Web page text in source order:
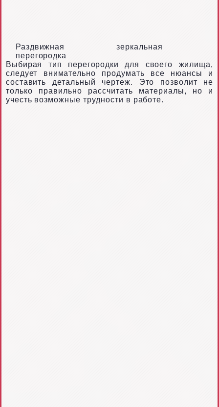
Раздвижная зеркальная
перегородка
Выбирая тип перегородки для своего жилища,
следует внимательно продумать все нюансы и
составить детальный чертеж. Это позволит не
только правильно рассчитать материалы, но и
учесть возможные трудности в работе.